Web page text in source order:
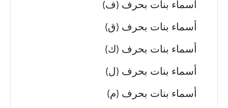
أسماء بنات بحرف (ف)
أسماء بنات بحرف (ق)
أسماء بنات بحرف (ك)
أسماء بنات بحرف (ل)
أسماء بنات بحرف (م)